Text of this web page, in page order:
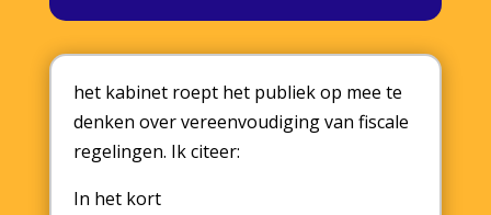
het kabinet roept het publiek op mee te
denken over vereenvoudiging van fiscale
regelingen. Ik citeer:
In het kort